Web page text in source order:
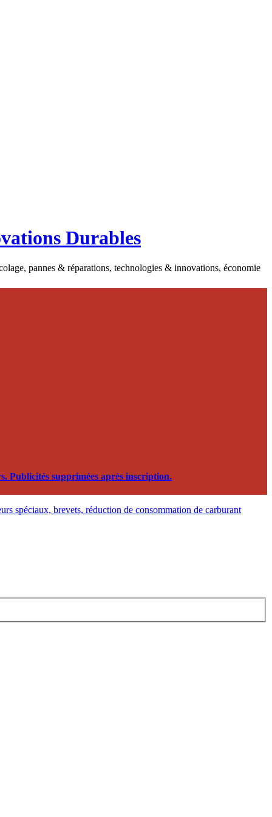
Durables
pannes & réparations, technologies & innovations, économie
Publicités supprimées après inscription.
spéciaux, brevets, réduction de consommation de carburant